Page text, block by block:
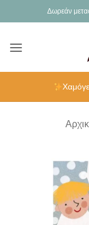
στο
Δωρεάν